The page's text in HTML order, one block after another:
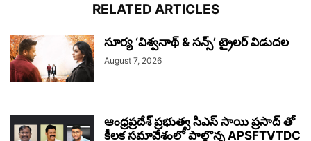
RELATED ARTICLES
సూర్య ‘విశ్వనాథ్ & సన్స్’ ట్రైలర్ విడుదల
August 7, 2026
ఆంధ్రప్రదేశ్ ప్రభుత్వ సిఎస్ సాయి ప్రసాద్ తో
కీలక సమావేశంలో పాల్గొన్న APSFTVTDC